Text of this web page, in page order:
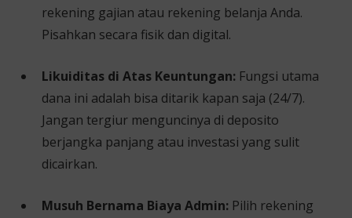
rekening gajian atau rekening belanja Anda.
Pisahkan secara fisik dan digital.
Likuiditas di Atas Keuntungan: Fungsi utama
dana ini adalah bisa ditarik kapan saja (24/7).
Jangan tergiur menguncinya di deposito
berjangka panjang atau investasi yang sulit
dicairkan.
Musuh Bernama Biaya Admin: Pilih rekening